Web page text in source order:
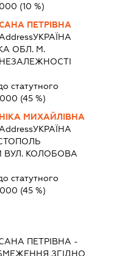
(10 %)
ПЕТРІВНА
УКРАЇНА
ОБЛ. М.
статутного
(45 %)
МИХАЙЛІВНА
УКРАЇНА
ВУЛ. КОЛОБОВА
статутного
(45 %)
ПЕТРІВНА -
ЗГІДНО